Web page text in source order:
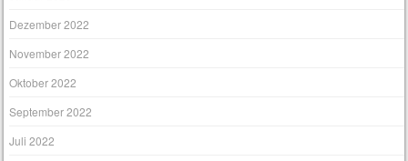
Dezember 2022
November 2022
Oktober 2022
September 2022
Juli 2022